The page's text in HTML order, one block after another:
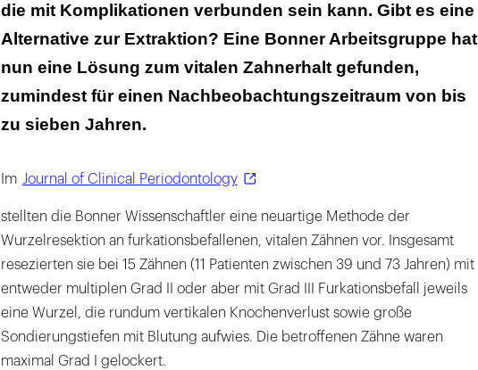
die mit Komplikationen verbunden sein kann. Gibt es eine
Alternative zur Extraktion? Eine Bonner Arbeitsgruppe hat
nun eine Lösung zum vitalen Zahnerhalt gefunden,
zumindest für einen Nachbeobachtungszeitraum von bis
zu sieben Jahren.
Im Journal of Clinical Periodontology
stellten die Bonner Wissenschaftler eine neuartige Methode der
Wurzelresektion an furkationsbefallenen, vitalen Zähnen vor. Insgesamt
resezierten sie bei 15 Zähnen (11 Patienten zwischen 39 und 73 Jahren) mit
entweder multiplen Grad II oder aber mit Grad III Furkationsbefall jeweils
eine Wurzel, die rundum vertikalen Knochenverlust sowie große
Sondierungstiefen mit Blutung aufwies. Die betroffenen Zähne waren
maximal Grad I gelockert.